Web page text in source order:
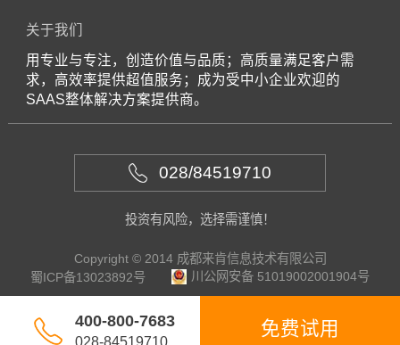
关于我们
用专业与专注，创造价值与品质；高质量满足客户需
求，高效率提供超值服务；成为受中小企业欢迎的
SAAS整体解决方案提供商。
028/84519710
投资有风险，选择需谨慎！
Copyright © 2014 成都来肯信息技术有限公司
蜀ICP备13023892号
川公网安备 51019002001904号
400-800-7683
028-84519710
免费试用